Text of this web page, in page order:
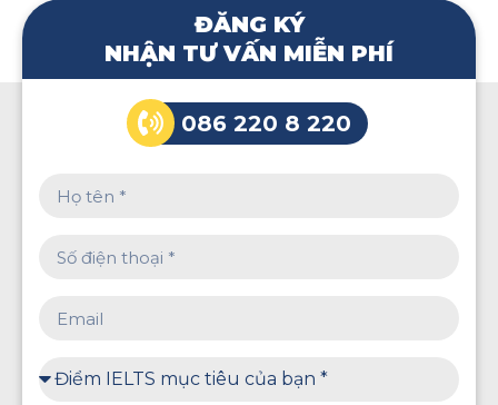
ĐĂNG KÝ
NHẬN TƯ VẤN MIỄN PHÍ
086 220 8 220